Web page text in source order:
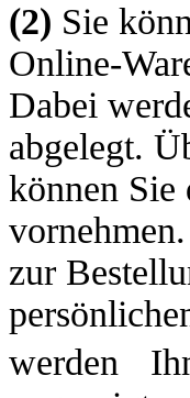
(2) Sie
Online-
Dabei
abgelegt.
können Sie
zur
werden